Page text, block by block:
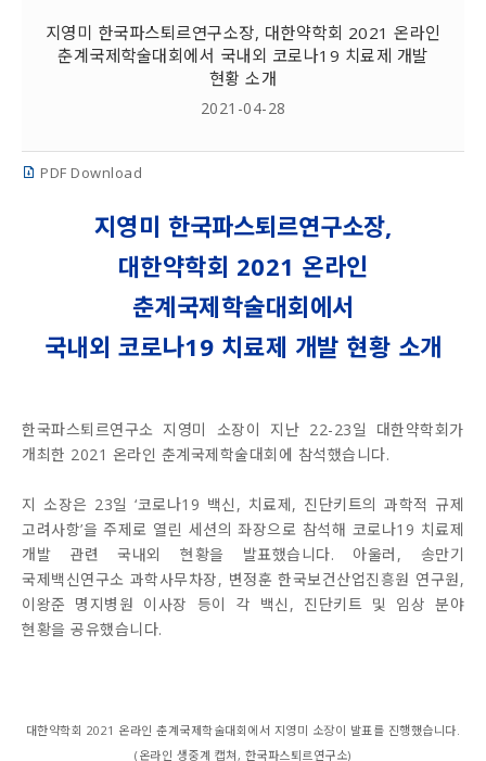
지영미 한국파스퇴르연구소장, 대한약학회 2021 온라인
춘계국제학술대회에서 국내외 코로나19 치료제 개발
현황 소개
2021-04-28
PDF Download
지영미 한국파스퇴르연구소장,
대한약학회 2021 온라인
춘계국제학술대회에서
국내외 코로나19 치료제 개발 현황 소개
한국파스퇴르연구소 지영미 소장이 지난 22-23일 대한약학회가
개최한 2021 온라인 춘계국제학술대회에 참석했습니다.
지 소장은 23일 ‘코로나19 백신, 치료제, 진단키트의 과학적 규제
고려사항’을 주제로 열린 세션의 좌장으로 참석해 코로나19 치료제
개발 관련 국내외 현황을 발표했습니다. 아울러, 송만기
국제백신연구소 과학사무차장, 변정훈 한국보건산업진흥원 연구원,
이왕준 명지병원 이사장 등이 각 백신, 진단키트 및 임상 분야
현황을 공유했습니다.
대한약학회 2021 온라인 춘계국제학술대회에서 지영미 소장이 발표를 진행했습니다.
(온라인 생중계 캡쳐, 한국파스퇴르연구소)